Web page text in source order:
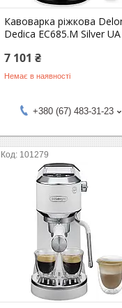
Кавоварка ріжкова
Dedica EC685.M Silver UA
7 101 ₴
Немає в наявності
+380 (67) 483-31-23
101279